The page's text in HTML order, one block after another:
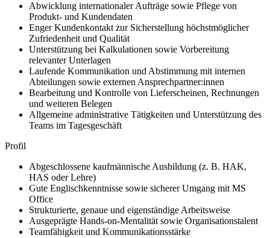
Abwicklung internationaler Aufträge sowie Pflege von
Produkt- und Kundendaten
Enger Kundenkontakt zur Sicherstellung höchstmöglicher
Zufriedenheit und Qualität
Unterstützung bei Kalkulationen sowie Vorbereitung
relevanter Unterlagen
Laufende Kommunikation und Abstimmung mit internen
Abteilungen sowie externen Ansprechpartner:innen
Bearbeitung und Kontrolle von Lieferscheinen, Rechnungen
und weiteren Belegen
Allgemeine administrative Tätigkeiten und Unterstützung des
Teams im Tagesgeschäft
Profil
Abgeschlossene kaufmännische Ausbildung (z. B. HAK,
HAS oder Lehre)
Gute Englischkenntnisse sowie sicherer Umgang mit MS
Office
Strukturierte, genaue und eigenständige Arbeitsweise
Ausgeprägte Hands-on-Mentalität sowie Organisationstalent
Teamfähigkeit und Kommunikationsstärke